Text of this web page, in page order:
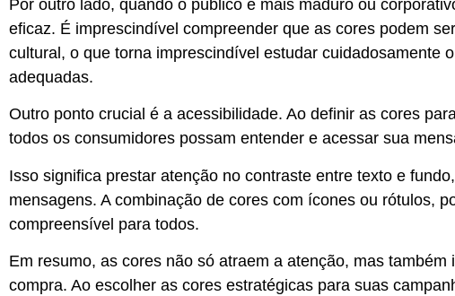
Por outro lado, quando o público é mais maduro ou
eficaz. É imprescindível compreender que as cores podem
cultural, o que torna imprescindível estudar cuidadosamente
adequadas.
Outro ponto crucial é a acessibilidade. Ao definir as cores
todos os consumidores possam entender e acessar sua
Isso significa prestar atenção no contraste entre texto e fundo
mensagens. A combinação de cores com ícones ou rótulos,
compreensível para todos.
Em resumo, as cores não só atraem a atenção, mas também
compra. Ao escolher as cores estratégicas para suas